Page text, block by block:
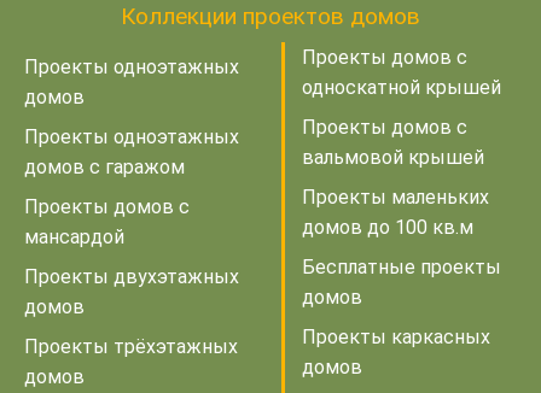
Коллекции проектов домов
Проекты одноэтажных
домов
Проекты одноэтажных
домов с гаражом
Проекты домов с
мансардой
Проекты двухэтажных
домов
Проекты трёхэтажных
домов
Проекты домов с
односкатной крышей
Проекты домов с
вальмовой крышей
Проекты маленьких
домов до 100 кв.м
Бесплатные проекты
домов
Проекты каркасных
домов